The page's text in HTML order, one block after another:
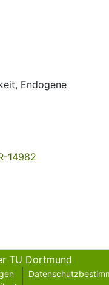
, Endogene
14982
TU Dortmund